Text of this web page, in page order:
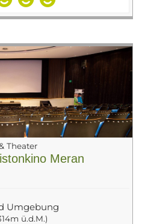
Theater
Meran
Umgebung
ü.d.M.)